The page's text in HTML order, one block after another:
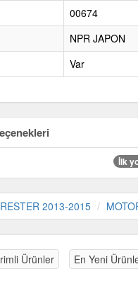
00674
NPR JAPON
Var
İlk
2013-2015
Ürünler En Yeni